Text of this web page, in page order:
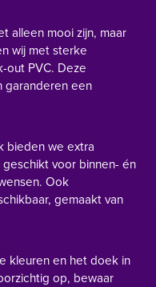
alleen mooi zijn, maar
wij met sterke
out PVC. Deze
garanderen een
bieden we extra
voor binnen- én
Ook
gemaakt van
kleuren en het doek in
op, bewaar